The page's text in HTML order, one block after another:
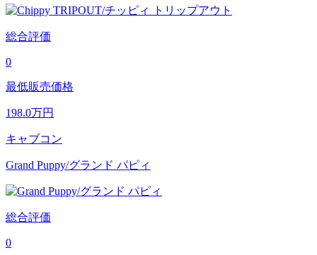
総合評価
0
最低販売価格
198.0万円
キャブコン
Grand Puppy/グランド パピィ
総合評価
0